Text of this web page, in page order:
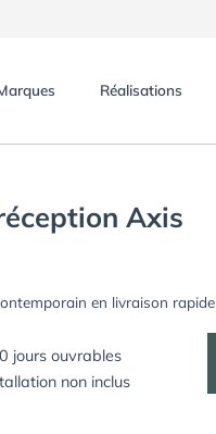
Réalisations
Axis
en livraison rapide
jours ouvrables
non inclus